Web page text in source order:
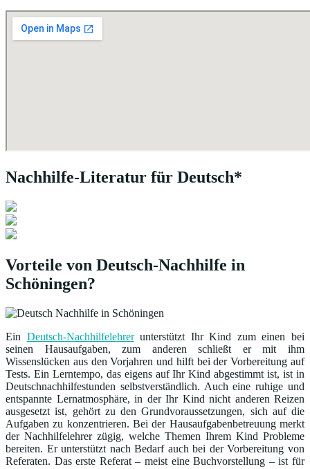
Nachhilfe-Literatur für Deutsch*
Vorteile von Deutsch-Nachhilfe in
Schöningen?
Ein Deutsch-Nachhilfelehrerunterstützt Ihr Kind zum einen bei
seinen Hausaufgaben, zum anderen schließt er mit ihm
Wissenslücken aus den Vorjahren und hilft bei der Vorbereitung auf
Tests. Ein Lerntempo, das eigens auf Ihr Kind abgestimmt ist, ist in
Deutschnachhilfestunden selbstverständlich. Auch eine ruhige und
entspannte Lernatmosphäre, in der Ihr Kind nicht anderen Reizen
ausgesetzt ist, gehört zu den Grundvoraussetzungen, sich auf die
Aufgaben zu konzentrieren. Bei der Hausaufgabenbetreuung merkt
der Nachhilfelehrer zügig, welche Themen Ihrem Kind Probleme
bereiten. Er unterstützt nach Bedarf auch bei der Vorbereitung von
Referaten. Das erste Referat – meist eine Buchvorstellung – ist für